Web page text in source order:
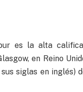
es la alta
en Reino
siglas en inglés)